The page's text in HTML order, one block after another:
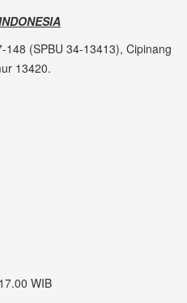
(SPBU 34-13413), Cipinang
13420.
WIB